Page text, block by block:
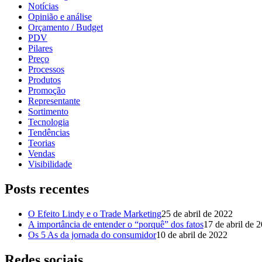
Notícias
Opinião e análise
Orçamento / Budget
PDV
Pilares
Preço
Processos
Produtos
Promoção
Representante
Sortimento
Tecnologia
Tendências
Teorias
Vendas
Visibilidade
Posts recentes
O Efeito Lindy e o Trade Marketing25 de abril de 2022
A importância de entender o “porquê” dos fatos17 de abril de
Os 5 As da jornada do consumidor10 de abril de 2022